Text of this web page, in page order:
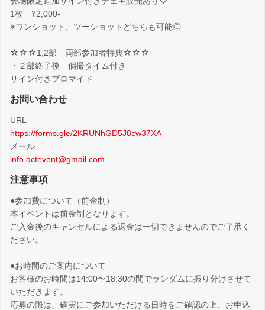
1枚 ¥2,000-
※ワンショット、ツーショットどちらも可能◎
☆☆☆1,2部 両部参加者特典☆☆☆
・２部終了後 個撮タイム付き
サイン付きブロマイド
お問い合わせ
URL
https://forms.gle/2KRUNhGD5J8cw37XA
メール
info.actevent@gmail.com
注意事項
●参加費について（前金制）
本イベントは前金制となります。
ご入金後のキャンセルによる返金は一切できませんのでご了承く
ださい。
●お時間のご案内について
お客様のお時間は14:00〜18:30の間でランダムに振り分けさせて
いただきます。
応募の際は、確実にご参加いただける日時をご確認の上、お申込